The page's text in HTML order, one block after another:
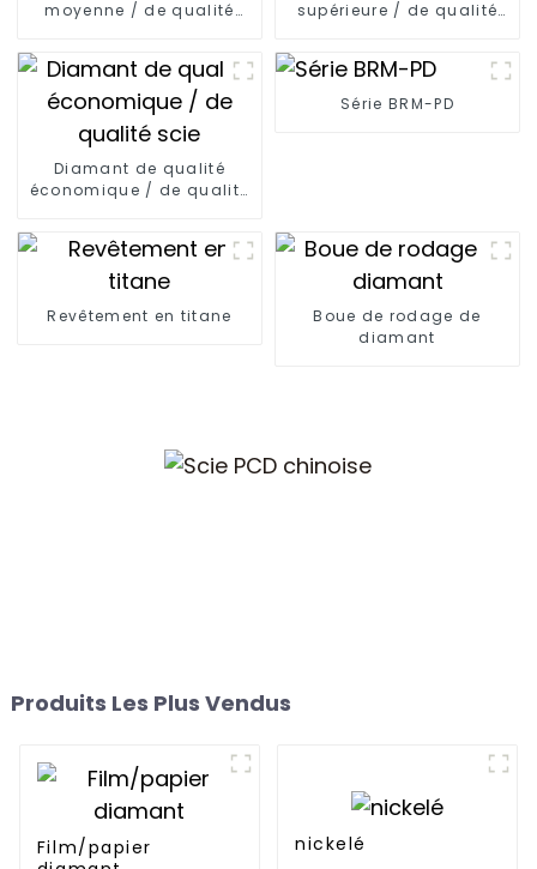
moyenne / de qualité
supérieure / de qualité
Diamant de qualité
économique / de qualité
Série BRM-PD
Revêtement en titane
Boue de rodage de
diamant
Produits Les Plus Vendus
Film/papier
nickelé